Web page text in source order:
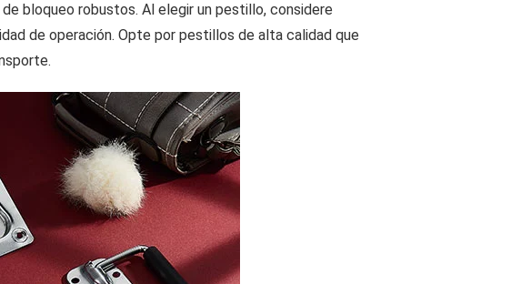
bloqueo robustos. Al elegir un pestillo, considere
de operación. Opte por pestillos de alta calidad que